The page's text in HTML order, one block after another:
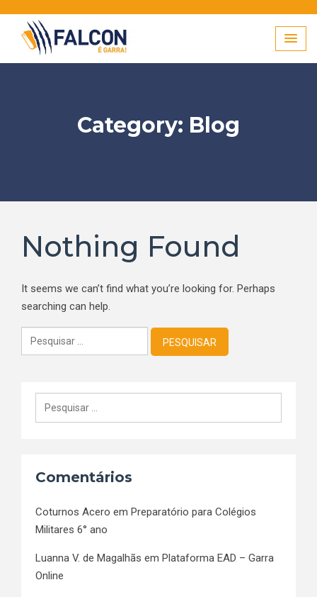
content
Category: Blog
Nothing Found
It seems we can’t find what you’re looking for. Perhaps
searching can help.
Pesquisar
por:
Comentários
Coturnos Acero em Preparatório para Colégios
Militares 6° ano
Luanna V. de Magalhãs em Plataforma EAD – Garra
Online